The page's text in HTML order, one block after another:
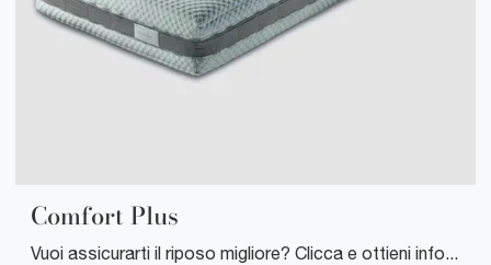
Comfort Plus
Vuoi assicurarti il riposo migliore? Clicca e ottieni informazioni sul materasso Comfort Plus tra i modelli a molle insacchettate singoli di ...